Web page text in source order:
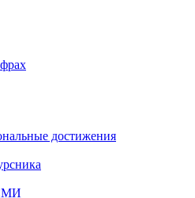
достижения